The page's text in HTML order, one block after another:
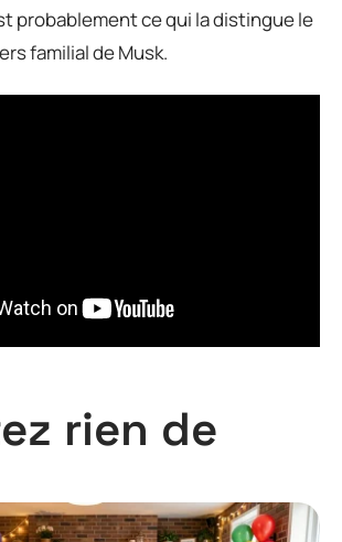
probablement ce qui la distingue le
familial de Musk.
rien de